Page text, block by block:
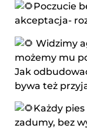
Poczucie
akceptacja-
Widzimy
możemy mu
Jak
bywa też
Każdy pies
zadumy, bez